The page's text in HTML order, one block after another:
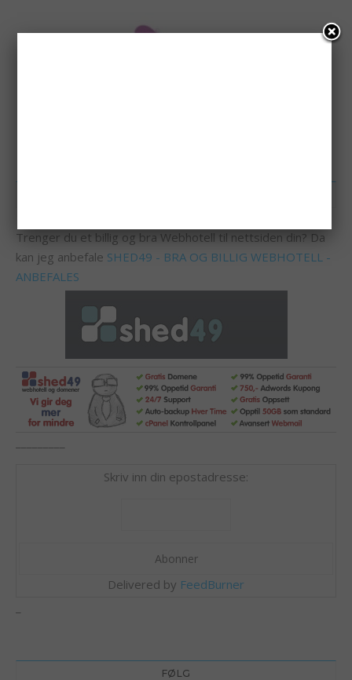
Trenger du et billig og bra Webhotell til nettsiden din? Da
kan jeg anbefale SHED49 - BRA OG BILLIG WEBHOTELL -
ANBEFALES
Skriv inn din epostadresse:
Delivered by FeedBurner
FØLG